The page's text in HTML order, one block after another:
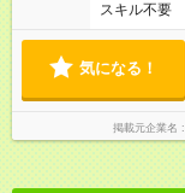
スキル不要
気になる！
掲載元企業名